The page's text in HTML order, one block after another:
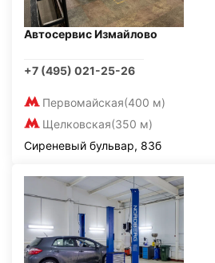
Автосервис Измайлово
+7 (495) 021-25-26
Первомайская(400 м)
Щелковская(350 м)
Сиреневый бульвар, 83б